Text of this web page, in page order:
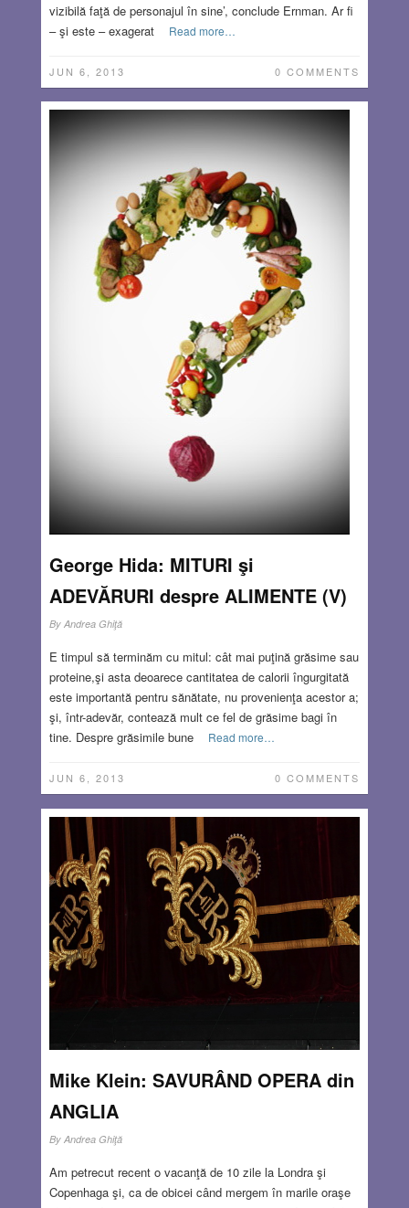
vizibilă faţă de personajul în sine’, conclude Ernman. Ar fi
– şi este – exagerat
Read more…
JUN 6, 2013 0 COMMENTS
George Hida: MITURI şi
ADEVĂRURI despre ALIMENTE (V)
By Andrea Ghiţă
E timpul să terminăm cu mitul: cât mai puţină grăsime sau
proteine,şi asta deoarece cantitatea de calorii îngurgitată
este importantă pentru sănătate, nu provenienţa acestor a;
şi, într-adevăr, contează mult ce fel de grăsime bagi în
tine. Despre grăsimile bune
Read more…
JUN 6, 2013 0 COMMENTS
Mike Klein: SAVURÂND OPERA din
ANGLIA
By Andrea Ghiţă
Am petrecut recent o vacanţă de 10 zile la Londra şi
Copenhaga şi, ca de obicei când mergem în marile oraşe